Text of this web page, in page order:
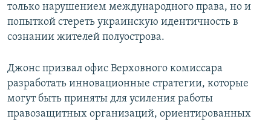
только нарушением международного права, но и
попыткой стереть украинскую идентичность в
сознании жителей полуострова.
Джонс призвал офис Верховного комиссара
разработать инновационные стратегии, которые
могут быть приняты для усиления работы
правозащитных организаций, ориентированных